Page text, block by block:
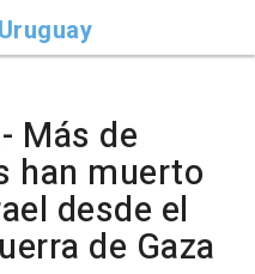
Uruguay
Más de
han muerto
desde el
de Gaza